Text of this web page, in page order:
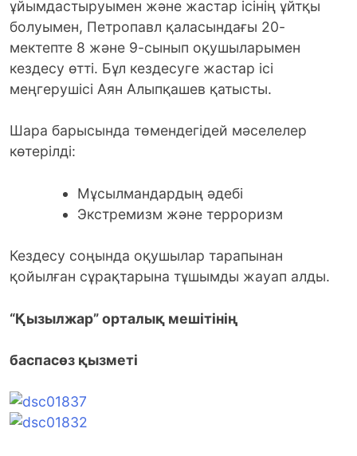
ұйымдастыруымен және жастар ісінің ұйтқы
болуымен, Петропавл қаласындағы 20-
мектепте 8 және 9-сынып оқушыларымен
кездесу өтті. Бұл кездесуге жастар ісі
меңгерушісі Аян Алыпқашев қатысты.
Шара барысында төмендегідей мәселелер
көтерілді:
Мұсылмандардың әдебі
Экстремизм және терроризм
Кездесу соңында оқушылар тарапынан
қойылған сұрақтарына тұшымды жауап алды.
“Қызылжар” орталық мешітінің
баспасөз қызметі